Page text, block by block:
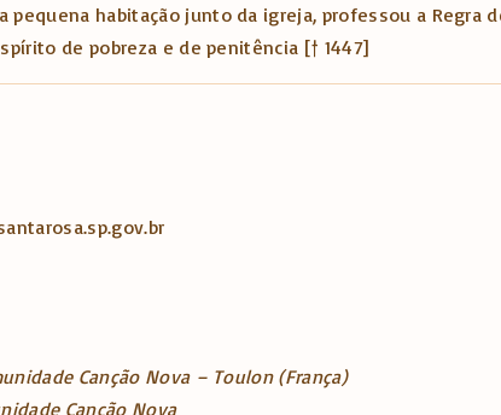
pequena habitação junto da igreja, professou a
de pobreza e de penitência [† 1447]
Canção Nova – Toulon (França)
Canção Nova